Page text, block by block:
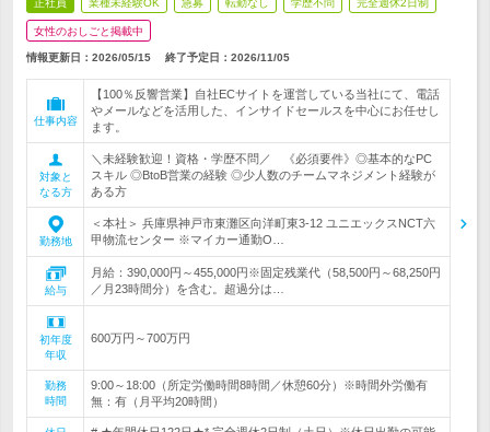
正社員 業種未経験OK 急募 転勤なし 学歴不問 完全週休2日制
女性のおしごと掲載中
情報更新日：2026/05/15 終了予定日： 2026/11/05
仕事内容
【100％反響営業】自社ECサイトを運営している当社にて、電話
やメールなどを活用した、インサイドセールスを中心にお任せし
ます。
対象と
なる方
＼未経験歓迎！資格・学歴不問／ 《必須要件》◎基本的なPC
スキル ◎BtoB営業の経験 ◎少人数のチームマネジメント経験が
ある方
勤務地
＜本社＞ 兵庫県神戸市東灘区向洋町東3-12 ユニエックスNCT六
甲物流センター ※マイカー通勤O…
給与
月給：390,000円～455,000円※固定残業代（58,500円～68,250円
／月23時間分）を含む。超過分は…
初年度
年収
600万円～700万円
勤務
時間
9:00～18:00（所定労働時間8時間／休憩60分）※時間外労働有
無：有（月平均20時間）